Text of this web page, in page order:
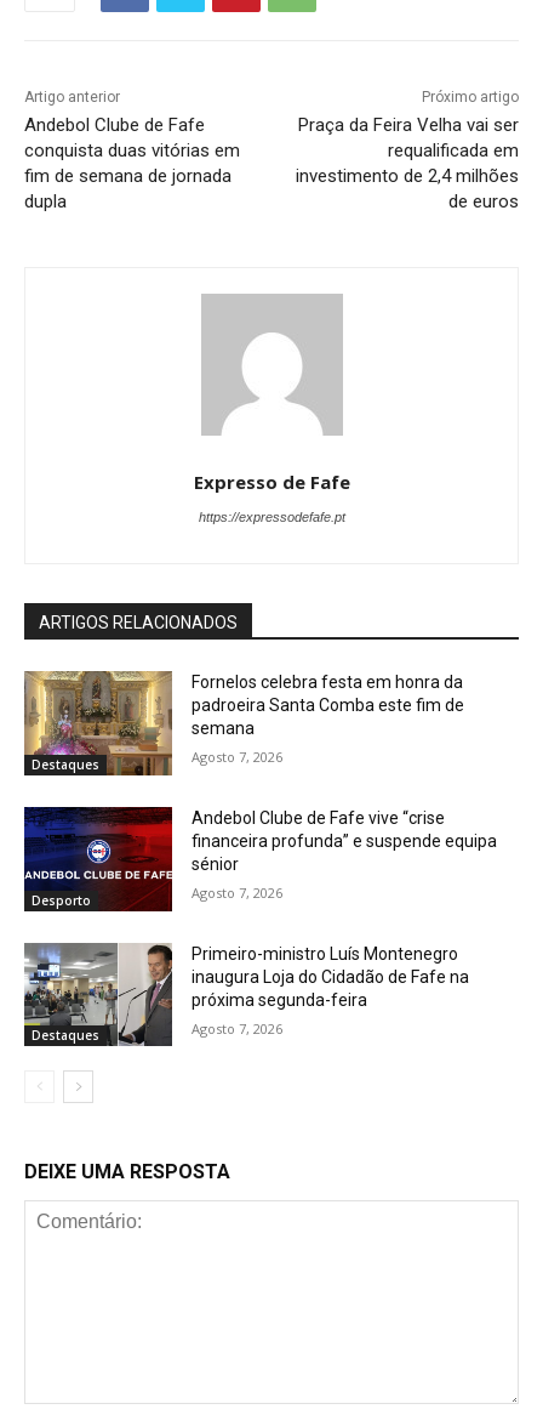
Artigo anterior
Andebol Clube de Fafe
conquista duas vitórias em
fim de semana de jornada
dupla
Próximo artigo
Praça da Feira Velha vai ser
requalificada em
investimento de 2,4 milhões
de euros
Expresso de Fafe
https://expressodefafe.pt
ARTIGOS RELACIONADOS
Destaques
Fornelos celebra festa em honra da
padroeira Santa Comba este fim de
semana
Agosto 7, 2026
Desporto
Andebol Clube de Fafe vive “crise
financeira profunda” e suspende equipa
sénior
Agosto 7, 2026
Destaques
Primeiro-ministro Luís Montenegro
inaugura Loja do Cidadão de Fafe na
próxima segunda-feira
Agosto 7, 2026
DEIXE UMA RESPOSTA